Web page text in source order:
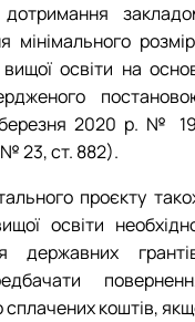
освіти на
березня 2020 р. №
№ 23, ст. 882).
проєкту
освіти
державних
коштів,